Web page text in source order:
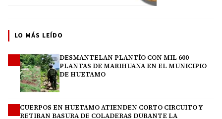
LO MÁS LEÍDO
DESMANTELAN PLANTÍO CON MIL 600
PLANTAS DE MARIHUANA EN EL MUNICIPIO
DE HUETAMO
CUERPOS EN HUETAMO ATIENDEN CORTO CIRCUITO Y
RETIRAN BASURA DE COLADERAS DURANTE LA